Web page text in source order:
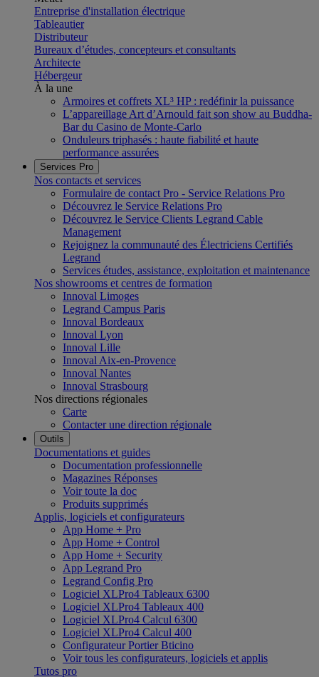
Entreprise d'installation électrique
Tableautier
Distributeur
Bureaux d’études, concepteurs et consultants
Architecte
Hébergeur
À la une
Armoires et coffrets XL³ HP : redéfinir la puissance
L’appareillage Art d’Arnould fait son show au Buddha-
Bar du Casino de Monte-Carlo
Onduleurs triphasés : haute fiabilité et haute
performance assurées
Services Pro
Nos contacts et services
Formulaire de contact Pro - Service Relations Pro
Découvrez le Service Relations Pro
Découvrez le Service Clients Legrand Cable
Management
Rejoignez la communauté des Électriciens Certifiés
Legrand
Services études, assistance, exploitation et maintenance
Nos showrooms et centres de formation
Innoval Limoges
Legrand Campus Paris
Innoval Bordeaux
Innoval Lyon
Innoval Lille
Innoval Aix-en-Provence
Innoval Nantes
Innoval Strasbourg
Nos directions régionales
Carte
Contacter une direction régionale
Outils
Documentations et guides
Documentation professionnelle
Magazines Réponses
Voir toute la doc
Produits supprimés
Applis, logiciels et configurateurs
App Home + Pro
App Home + Control
App Home + Security
App Legrand Pro
Legrand Config Pro
Logiciel XLPro4 Tableaux 6300
Logiciel XLPro4 Tableaux 400
Logiciel XLPro4 Calcul 6300
Logiciel XLPro4 Calcul 400
Configurateur Portier Bticino
Voir tous les configurateurs, logiciels et applis
Tutos pro